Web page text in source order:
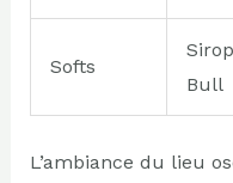
Softs
Bull
L’ambiance du lieu